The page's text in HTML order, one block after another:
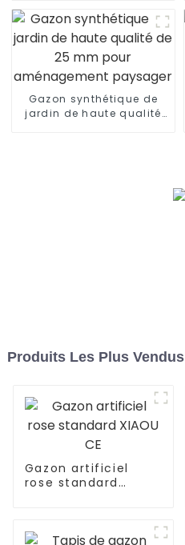
paysager
Gazon synthétique de
jardin de haute qualité
Produits Les Plus Vendus
Gazon artificiel
rose standard